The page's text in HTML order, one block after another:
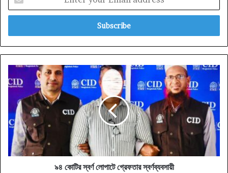
your
Email
কোটির
স্বর্ণ
লোপাটে
গ্রেফতার
স্বর্ণব্যবসায়ী
৯৪ কোটির স্বর্ণ লোপাটে গ্রেফতার স্বর্ণব্যবসায়ী